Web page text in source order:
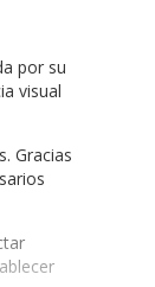
por su
visual
Gracias